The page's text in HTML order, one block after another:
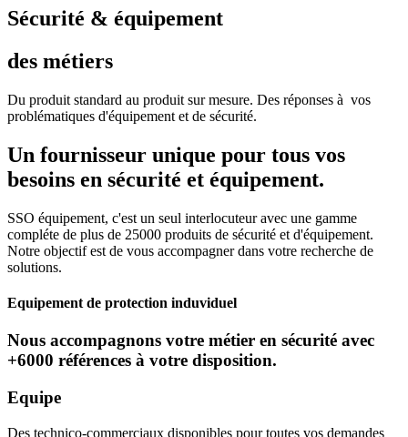
Sécurité & équipement
des métiers
Du produit standard au produit sur mesure. Des réponses à vos
problématiques d'équipement et de sécurité.
Un fournisseur unique pour tous vos
besoins en sécurité et équipement.
SSO équipement, c'est un seul interlocuteur avec une gamme
compléte de plus de 25000 produits de sécurité et d'équipement.
Notre objectif est de vous accompagner dans votre recherche de
solutions.
Equipement de protection induviduel
Nous accompagnons votre métier en sécurité avec
+6000 références à votre disposition.
Equipe
Des technico-commerciaux disponibles pour toutes vos demandes